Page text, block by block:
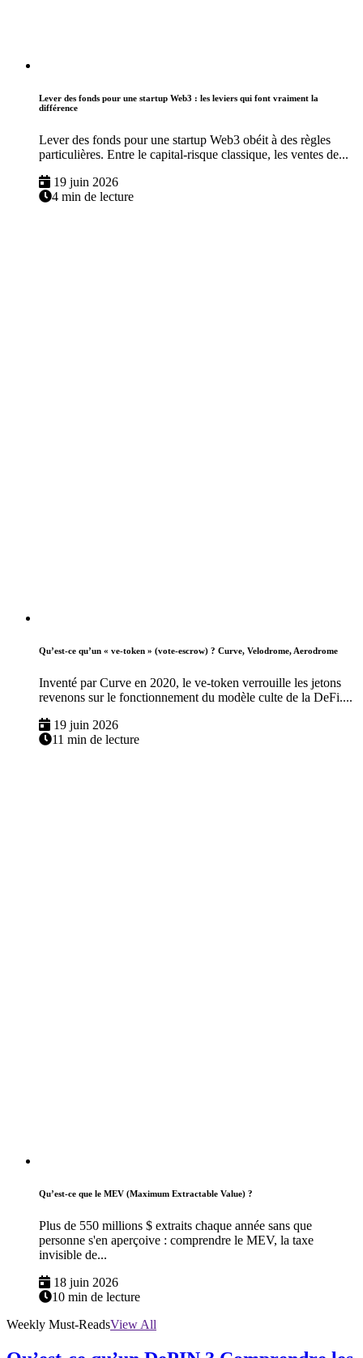
Lever des fonds pour une startup Web3 : les leviers qui font vraiment la
différence
Lever des fonds pour une startup Web3 obéit à des règles
particulières. Entre le capital-risque classique, les ventes de...
19 juin 2026
4 min de lecture
Qu’est-ce qu’un « ve-token » (vote-escrow) ? Curve, Velodrome, Aerodrome
Inventé par Curve en 2020, le ve-token verrouille les jetons
revenons sur le fonctionnement du modèle culte de la DeFi....
19 juin 2026
11 min de lecture
Qu’est-ce que le MEV (Maximum Extractable Value) ?
Plus de 550 millions $ extraits chaque année sans que
personne s'en aperçoive : comprendre le MEV, la taxe
invisible de...
18 juin 2026
10 min de lecture
Weekly Must-ReadsView All